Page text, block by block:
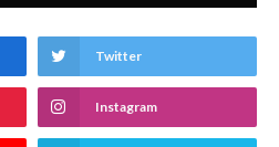
Twitter
Instagram